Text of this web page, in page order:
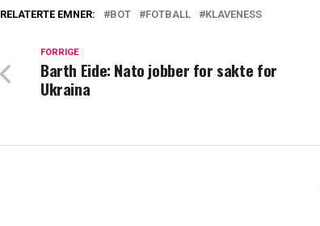
RELATERTE EMNER: BOT FOTBALL KLAVENESS
FORRIGE
Barth Eide: Nato jobber for sakte for
Ukraina